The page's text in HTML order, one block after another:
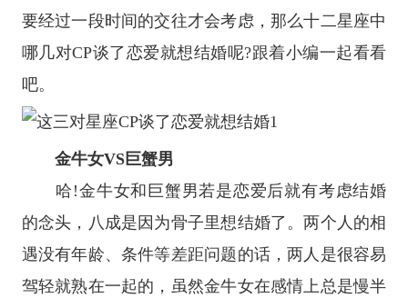
要经过一段时间的交往才会考虑，那么十二星座中
哪几对CP谈了恋爱就想结婚呢?跟着小编一起看看
吧。
金牛女VS巨蟹男
哈!金牛女和巨蟹男若是恋爱后就有考虑结婚
的念头，八成是因为骨子里想结婚了。两个人的相
遇没有年龄、条件等差距问题的话，两人是很容易
驾轻就熟在一起的，虽然金牛女在感情上总是慢半